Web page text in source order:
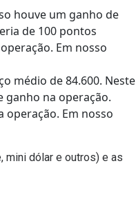
houve um ganho de
de 100 pontos
Em nosso
médio de 84.600. Neste
ganho na operação.
operação. Em nosso
mini dólar e outros) e as